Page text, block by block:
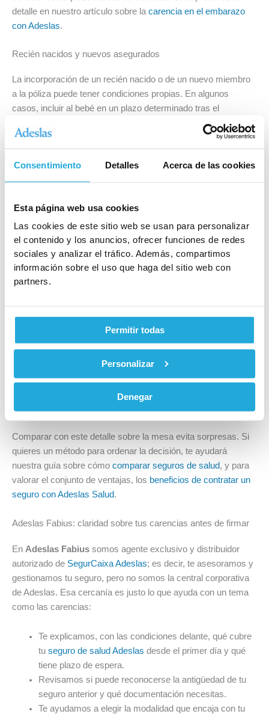
Consentimiento Detalles Acerca de las cookies
Esta página web usa cookies
Las cookies de este sitio web se usan para personalizar
el contenido y los anuncios, ofrecer funciones de redes
sociales y analizar el tráfico. Además, compartimos
información sobre el uso que haga del sitio web con
partners.
Permitir todas
Personalizar
Denegar
detalle en nuestro artículo sobre la carencia en el embarazo
con Adeslas.
Recién nacidos y nuevos asegurados
La incorporación de un recién nacido o de un nuevo miembro
a la póliza puede tener condiciones propias. En algunos
casos, incluir al bebé en un plazo determinado tras el
nacimiento facilita el acceso a ciertas coberturas; en otros, la
nueva alta arranca con sus propias carencias. Es un punto
que conviene consultar con antelación para no encontrarte con
esperas inesperadas.
El periodo de carencia no está en la publicidad, sino en las
condiciones particulares del contrato. Antes de contratar (o
antes de cambiarte), revisa o pregunta:
Qué servicios están disponibles desde el primer día y
qué documentación hay que aportar.
Qué servicios requieren autorización previa, más allá
de la carencia.
Si hay promociones vigentes que afecten a las
carencias y con qué condiciones.
Comparar con este detalle sobre la mesa evita sorpresas. Si
quieres un método para ordenar la decisión, te ayudará
nuestra guía sobre cómo comparar seguros de salud, y para
valorar el conjunto de ventajas, los beneficios de contratar un
seguro con Adeslas Salud.
Adeslas Fabius: claridad sobre tus carencias antes de firmar
En Adeslas Fabius somos agente exclusivo y distribuidor
autorizado de SegurCaixa Adeslas; es decir, te asesoramos y
gestionamos tu seguro, pero no somos la central corporativa
de Adeslas. Esa cercanía es justo lo que ayuda con un tema
como las carencias:
Te explicamos, con las condiciones delante, qué cubre
tu seguro de salud Adeslas desde el primer día y qué
tiene plazo de espera.
Revisamos si puede reconocerse la antigüedad de tu
seguro anterior y qué documentación necesitas.
Te ayudamos a elegir la modalidad que encaja con tu